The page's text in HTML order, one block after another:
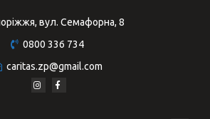
вул. Семафорна, 8
0800 336 734
caritas.zp@gmail.com